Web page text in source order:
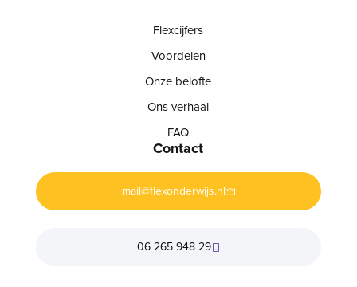
Flexcijfers
Voordelen
Onze belofte
Ons verhaal
FAQ
Contact
mail@flexonderwijs.nl
06 265 948 29